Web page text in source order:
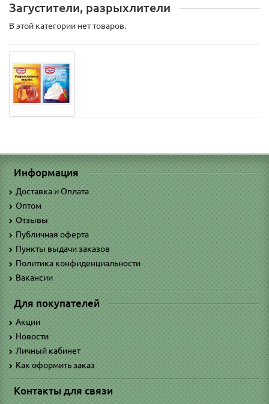
Загустители, разрыхлители
В этой категории нет товаров.
Информация
Доставка и Оплата
Оптом
Отзывы
Публичная оферта
Пункты выдачи заказов
Политика конфиденциальности
Вакансии
Для покупателей
Акции
Новости
Личный кабинет
Как оформить заказ
Контакты для связи